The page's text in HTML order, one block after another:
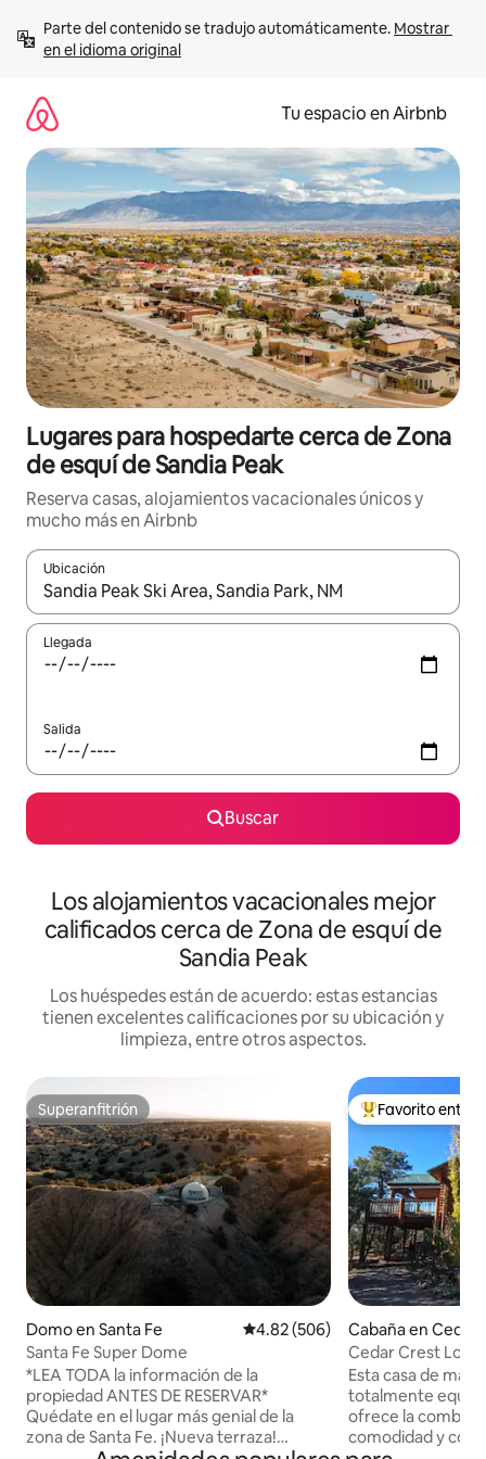
contenido
Parte del contenido se tradujo automáticamente. Mostrar
en el idioma original
Tu espacio en Airbnb
Lugares para hospedarte cerca de Zona
de esquí de Sandia Peak
Reserva casas, alojamientos vacacionales únicos y
mucho más en Airbnb
Ubicación
Cuando los resultados estén disponibles, podrás navegar
Llegada
Salida
Buscar
Los alojamientos vacacionales mejor
calificados cerca de Zona de esquí de
Sandia Peak
Los huéspedes están de acuerdo: estas estancias
tienen excelentes calificaciones por su ubicación y
limpieza, entre otros aspectos.
Superanfitrión
Superanfitrión
Domo en Santa Fe Calificación promedio: 4.82 de
4.82 (506)
Santa Fe Super Dome
*LEA TODA la información de la
propiedad ANTES DE RESERVAR*
Quédate en el lugar más genial de la
zona de Santa Fe. ¡Nueva terraza!
De los mejores
Favorito entre
Cabaña en Cedar
Cedar Crest
Esta casa de
totalmente
ofrece la
comodidad y